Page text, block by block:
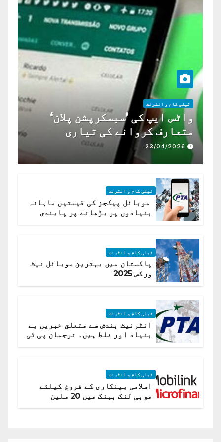
ٹیلی کام و انٹرنٹ
واٹس ایپ کی ’سبسکرپشن پلان‘
متعارف کروانے کی تیاری
23/04/2026
ٹیلی کام و انٹرنٹ
موبائل پیکجز کی قیمتیں ماہانہ
بنیادوں پر بڑھانے پر پابندی
ٹیلی کام و انٹرنٹ
پاکستان میں بہترین موبائل نیٹ
ورکس 2025
ٹیلی کام و انٹرنٹ
انٹرنیٹ بندش سے متعلق خبریں بے
بنیاد اور غلط ہیں۔ ترجمان پی ٹی
ٹیلی کام و انٹرنٹ
اسلامی بینکاری کے فروغ کیلئے
موبی لنک بینک میں 20 ملین